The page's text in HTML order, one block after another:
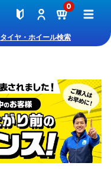
0
タイヤ・ホイール検索